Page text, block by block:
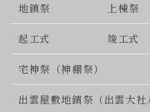
地鎮祭 上棟祭
起工式 竣工式
宅神祭（神棚祭）
出雲屋敷地鎮祭（出雲大社